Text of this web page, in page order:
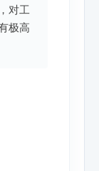
对工
极高